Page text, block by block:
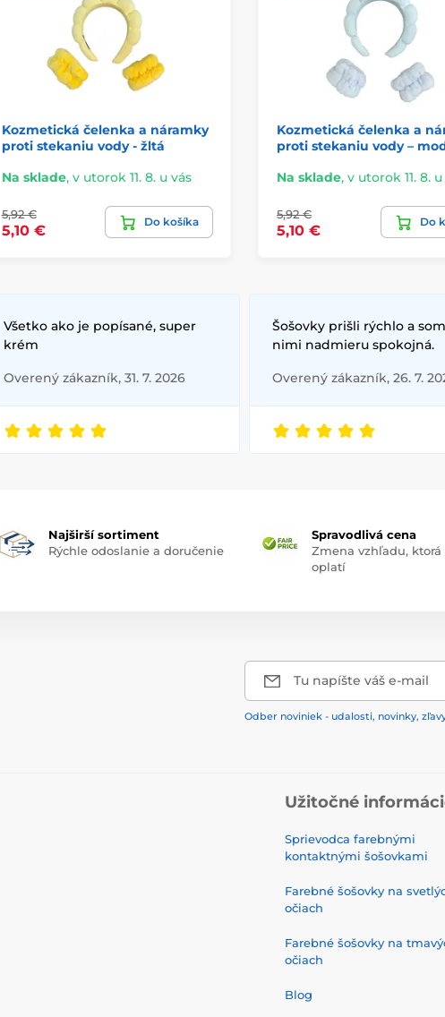
Kozmetická čelenka a náramky
proti stekaniu vody - žltá
Na sklade, v utorok 11. 8. u vás
5,92 €
5,10 €
Do košíka
Kozmetická čelenka a
proti stekaniu vody –
Na sklade, v utorok 11. 8.
5,92 €
5,10 €
Do
Všetko ako je popísané, super
krém
Overený zákazník, 31. 7. 2026
Šošovky prišli rýchlo a
nimi nadmieru spokojná.
Overený zákazník, 26. 7.
Najširší sortiment
Rýchle odoslanie a doručenie
Spravodlivá cena
Zmena vzhľadu, ktorá
oplatí
Tu napíšte váš e-mail
Odber noviniek - udalosti, novinky,
Užitočné
Sprievodca farebnými
kontaktnými šošovkami
Farebné šošovky na
očiach
Farebné šošovky na
očiach
Blog